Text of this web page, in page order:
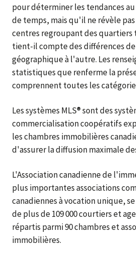
pour déterminer les tendances
de temps, mais qu'il ne révèle
centres regroupant des quartiers
tient-il compte des différences
géographique à l'autre. Les
statistiques que renferme la
comprennent toutes les
Les systèmes MLS® sont des
commercialisation coopératifs
les chambres immobilières
d'assurer la diffusion maximale
L'Association canadienne de
plus importantes associations
canadiennes à vocation unique,
de plus de 109 000 courtiers et
répartis parmi 90 chambres et
immobilières.